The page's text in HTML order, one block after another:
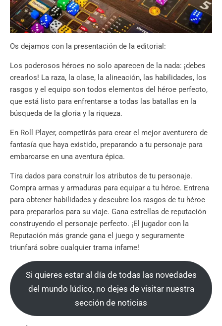
Os dejamos con la presentación de la editorial:
Los poderosos héroes no solo aparecen de la nada: ¡debes
crearlos! La raza, la clase, la alineación, las habilidades, los
rasgos y el equipo son todos elementos del héroe perfecto,
que está listo para enfrentarse a todas las batallas en la
búsqueda de la gloria y la riqueza.
En Roll Player, competirás para crear el mejor aventurero de
fantasía que haya existido, preparando a tu personaje para
embarcarse en una aventura épica.
Tira dados para construir los atributos de tu personaje.
Compra armas y armaduras para equipar a tu héroe. Entrena
para obtener habilidades y descubre los rasgos de tu héroe
para prepararlos para su viaje. Gana estrellas de reputación
construyendo el personaje perfecto. ¡El jugador con la
Reputación más grande gana el juego y seguramente
triunfará sobre cualquier trama infame!
Si quieres estar al día de todas las novedades
del mundo lúdico, no dejes de visitar nuestra
sección de noticias